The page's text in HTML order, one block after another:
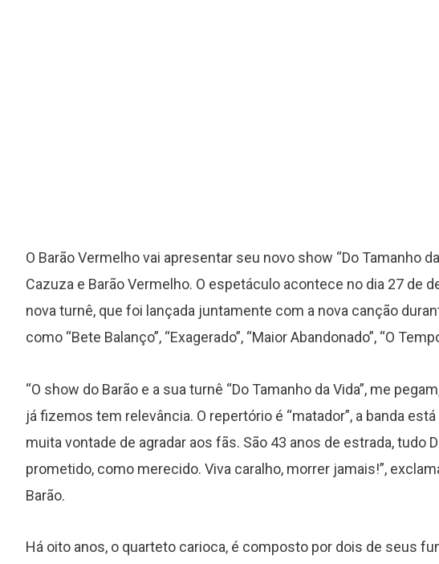
O Barão Vermelho vai apresentar seu novo show “Do Tamanho
Cazuza e Barão Vermelho. O espetáculo acontece no dia 27 de
nova turnê, que foi lançada juntamente com a nova canção
como “Bete Balanço”, “Exagerado”, “Maior Abandonado”, “O
“O show do Barão e a sua turnê “Do Tamanho da Vida”, me
já fizemos tem relevância. O repertório é “matador”, a banda
muita vontade de agradar aos fãs. São 43 anos de estrada, tudo
prometido, como merecido. Viva caralho, morrer jamais!”,
Barão.
Há oito anos, o quarteto carioca, é composto por dois de seus